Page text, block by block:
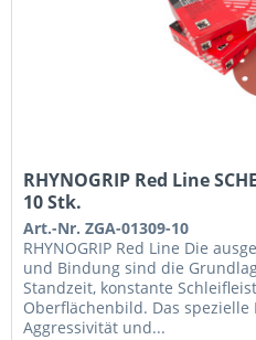
RHYNOGRIP Red Line
10 Stk.
Art.-Nr. ZGA-01309-10
RHYNOGRIP Red Line Die
und Bindung sind die
Standzeit, konstante
Oberflächenbild. Das
Aggressivität und...